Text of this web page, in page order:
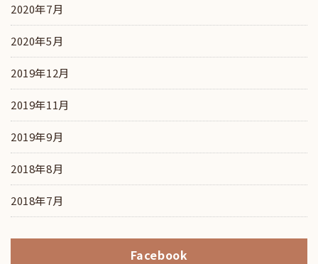
2020年7月
2020年5月
2019年12月
2019年11月
2019年9月
2018年8月
2018年7月
Facebook